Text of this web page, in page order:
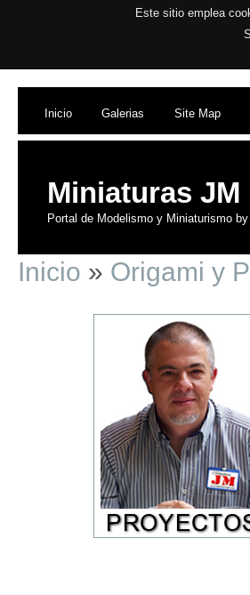
Este sitio emplea
Inicio Galerias Site Map
Miniaturas JM
Portal de Modelismo y Miniaturismo
Inicio » Origami y